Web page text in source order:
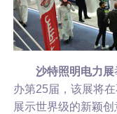
沙特照明电力展
办第25届，该展将
展示世界级的新颖